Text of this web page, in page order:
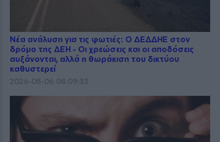
Νέα ανάλυση για τις φωτιές: Ο ΔΕΔΔΗΕ στον
δρόμο της ΔΕΗ - Οι χρεώσεις και οι αποδόσεις
αυξάνονται, αλλά η θωράκιση του δικτύου
καθυστερεί
2026-08-06 08:09:33